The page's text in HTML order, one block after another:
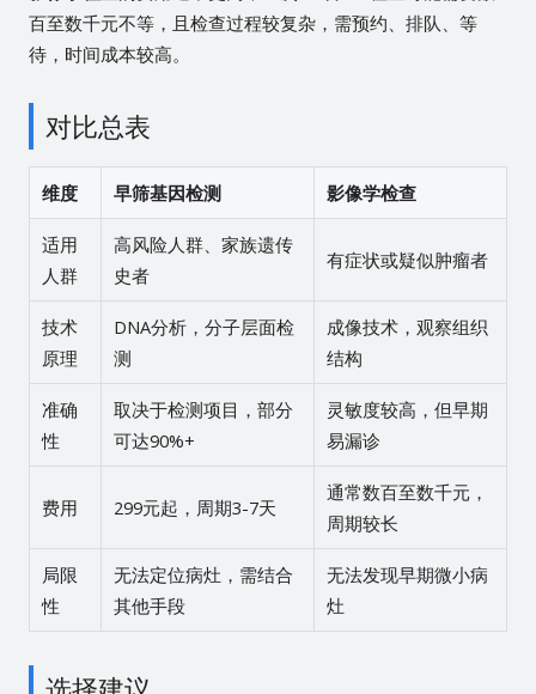
百至数千元不等，且检查过程较复杂，需预约、排队、等
待，时间成本较高。
对比总表
维度 早筛基因检测 影像学检查
适用
人群
高风险人群、家族遗传
史者
有症状或疑似肿瘤者
技术
原理
DNA分析，分子层面检
测
成像技术，观察组织
结构
准确
性
取决于检测项目，部分
可达90%+
灵敏度较高，但早期
易漏诊
费用 299元起，周期3-7天
通常数百至数千元，
周期较长
局限
性
无法定位病灶，需结合
其他手段
无法发现早期微小病
灶